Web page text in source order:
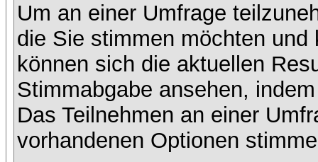
Um an einer Umfrage
die Sie stimmen möchten
können sich die aktuellen
Stimmabgabe ansehen,
Das Teilnehmen an einer
vorhandenen Optionen